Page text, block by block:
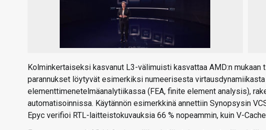
Kolminkertaiseksi kasvanut L3-välimuisti kasvattaa AMD:n
parannukset löytyvät esimerkiksi numeerisesta
elementtimenetelmäanalytiikassa (FEA, finite element analysis),
automatisoinnissa. Käytännön esimerkkinä annettiin Synopsysin
Epyc verifioi RTL-laitteistokuvauksia 66 % nopeammin, kuin V-